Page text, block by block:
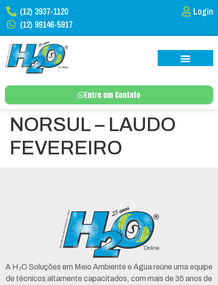
(12) 3937-1120
(12) 99146-5917
Login
Entre em Contato
NORSUL – LAUDO
FEVEREIRO
A H₂O Soluções em Meio Ambiente e Água reúne uma equipe
de técnicos altamente capacitados, com mais de 35 anos de